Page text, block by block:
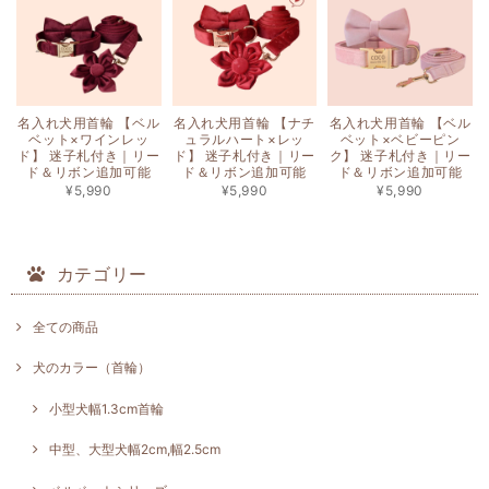
名入れ犬用首輪 【ベル
ベット×ワインレッ
ド】 迷子札付き｜リー
ド＆リボン追加可能
¥5,990
名入れ犬用首輪 【ナチ
ュラルハート×レッ
ド】 迷子札付き｜リー
ド＆リボン追加可能
¥5,990
名入れ犬用首輪 【ベル
ベット×ベビーピン
ク】 迷子札付き｜リー
ド＆リボン追加可能
¥5,990
カテゴリー
全ての商品
犬のカラー（首輪）
小型犬幅1.3cm首輪
中型、大型犬幅2cm,幅2.5cm